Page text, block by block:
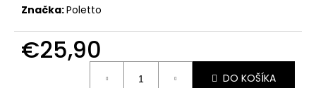
Značka:Poletto
€25,90
DO KOŠÍKA
O
d